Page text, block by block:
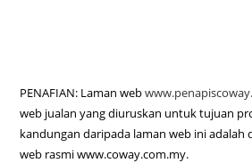
PENAFIAN: Laman web
web jualan yang diuruskan untuk tujuan
kandungan daripada laman web ini adalah
web rasmi www.coway.com.my.